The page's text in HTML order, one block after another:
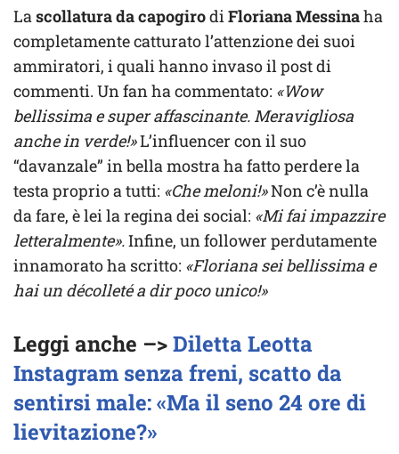
La scollatura da capogirodi Floriana Messinaha
completamente catturato l’attenzione dei suoi
ammiratori, i quali hanno invaso il post di
commenti. Un fan ha commentato: «Wow
bellissima e super affascinante. Meravigliosa
anche in verde!»L’influencer con il suo
“davanzale” in bella mostra ha fatto perdere la
testa proprio a tutti: «Che meloni!»Non c’è nulla
da fare, è lei la regina dei social: «Mi fai impazzire
letteralmente».Infine, un follower perdutamente
innamorato ha scritto: «Floriana sei bellissima e
hai un décolleté a dir poco unico!»
Leggi anche –>Diletta Leotta
Instagram senza freni, scatto da
sentirsi male: «Ma il seno 24 ore di
lievitazione?»